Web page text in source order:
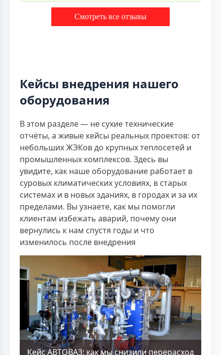
Смотреть все отзывы
Кейсы внедрения нашего
оборудования
В этом разделе — не сухие технические
отчёты, а живые кейсы реальных проектов: от
небольших ЖЭКов до крупных теплосетей и
промышленных комплексов. Здесь вы
увидите, как наше оборудование работает в
суровых климатических условиях, в старых
системах и в новых зданиях, в городах и за их
пределами. Вы узнаете, как мы помогли
клиентам избежать аварий, почему они
вернулись к нам спустя годы и что
изменилось после внедрения
Кейс АВТОВАЗ: как мы снизили перерасход